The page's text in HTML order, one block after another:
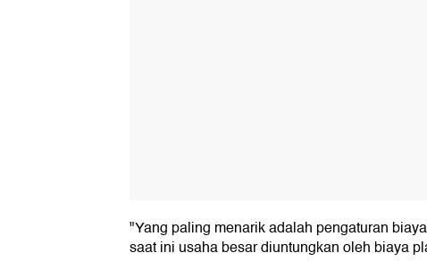
"Yang paling menarik adalah pengaturan
saat ini usaha besar diuntungkan oleh biaya